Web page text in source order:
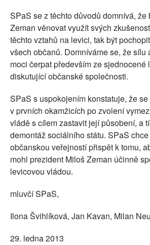
SPaS se z těchto důvodů domnívá, že
Zeman věnovat využít svých
těchto vztahů na levici, tak být
všech občanů. Domníváme se, že sílu
moci čerpat především ze sjednocené
diskutující občanské společnosti.
SPaS s uspokojením konstatuje, že
v prvních okamžicích po zvolení
vládě s cílem zastavit její působení, a
demontáž sociálního státu. SPaS
občanskou veřejností přispět k tomu,
mohl prezident Miloš Zeman účinně
levicovou vládou.
mluvčí SPaS,
Ilona Švihlíková, Jan Kavan, Milan
29. ledna 2013